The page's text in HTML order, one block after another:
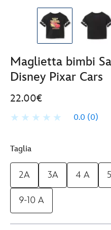
Maglietta bimbi
Disney Pixar Cars
22.00€
0.0 (0)
Taglia
2A 3A 4 A
9-10 A